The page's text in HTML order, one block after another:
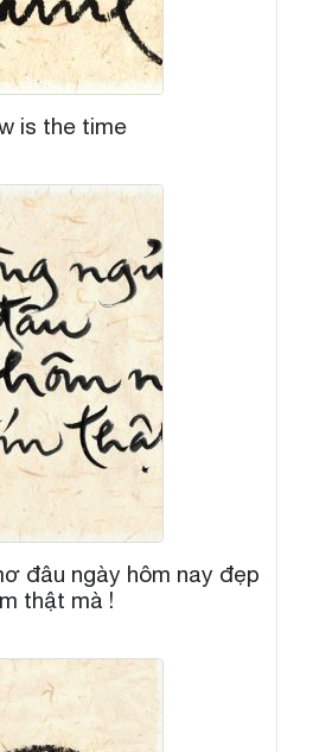
is the time
đâu ngày hôm nay đẹp
thật mà !